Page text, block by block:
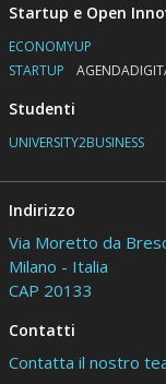
Startup e Open
ECONOMYUP
STARTUP
Studenti
UNIVERSITY2BUSINESS
Indirizzo
Via Moretto da
Milano - Italia
CAP 20133
Contatti
Contatta il nostro